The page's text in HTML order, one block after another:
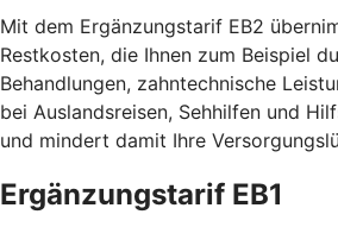
Mit dem Ergänzungstarif EB2
Restkosten, die Ihnen zum Beispiel
Behandlungen, zahntechnische
bei Auslandsreisen, Sehhilfen und
und mindert damit Ihre
Ergänzungstarif EB1